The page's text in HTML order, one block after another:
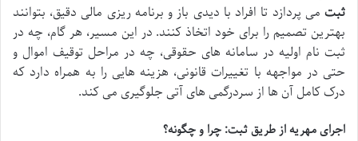
ثبت می پردازد تا افراد با دیدی باز و برنامه ریزی مالی دقیق، بتوانند
بهترین تصمیم را برای خود اتخاذ کنند. در این مسیر، هر گام، چه در
ثبت نام اولیه در سامانه های حقوقی، چه در مراحل توقیف اموال و
حتی در مواجهه با تغییرات قانونی، هزینه هایی را به همراه دارد که
درک کامل آن ها از سردرگمی های آتی جلوگیری می کند.
اجرای مهریه از طریق ثبت: چرا و چگونه؟